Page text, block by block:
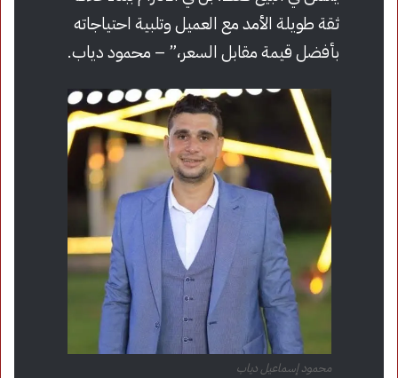
ثقة طويلة الأمد مع العميل وتلبية احتياجاته
بأفضل قيمة مقابل السعر،” – محمود دياب.
محمود إسماعيل دياب